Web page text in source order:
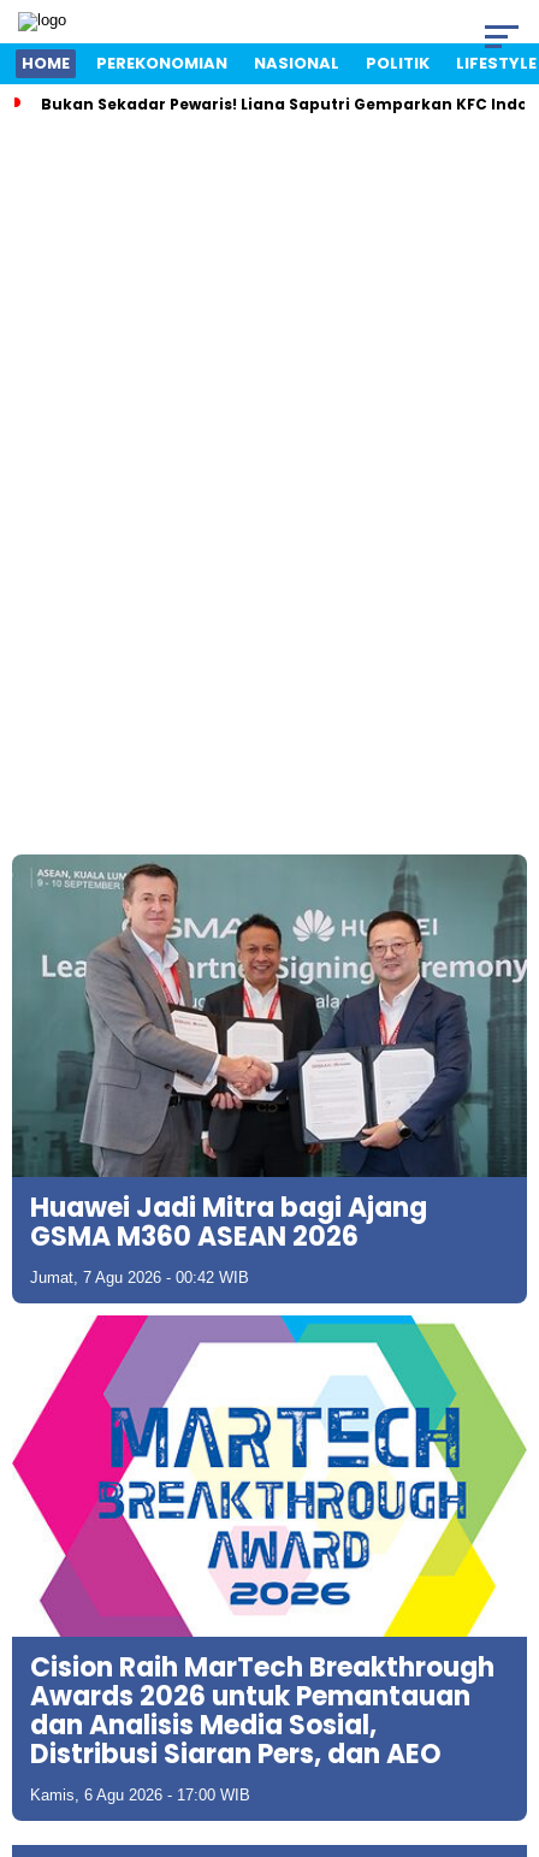
HOME PEREKONOMIAN NASIONAL POLITIK LIFESTYLE
Bukan Sekadar Pewaris! Liana Saputri Gemparkan KFC
Huawei Jadi Mitra bagi Ajang
GSMA M360 ASEAN 2026
Jumat, 7 Agu 2026 - 00:42 WIB
Cision Raih MarTech Breakthrough
Awards 2026 untuk Pemantauan
dan Analisis Media Sosial,
Distribusi Siaran Pers, dan AEO
Kamis, 6 Agu 2026 - 17:00 WIB